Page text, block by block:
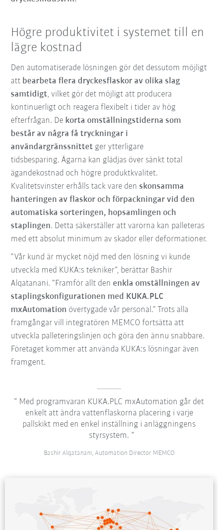
Högre produktivitet i systemet till en
lägre kostnad
Den automatiserade lösningen gör det dessutom möjligt
att bearbeta flera dryckesflaskor av olika slag
samtidigt, vilket gör det möjligt att producera
kontinuerligt och reagera flexibelt i tider av hög
efterfrågan. De korta omställningstiderna som
består av några få tryckningar i
användargränssnittet ger ytterligare
tidsbesparing. Ägarna kan glädjas över sänkt total
ägandekostnad och högre produktkvalitet.
Kvalitetsvinster erhålls tack vare denskonsamma
hanteringen av flaskor och förpackningar vid den
automatiska sorteringen, hopsamlingen och
staplingen. Detta säkerställer att varorna kan palleteras
med ett absolut minimum av skador eller deformationer.
”Vår kund är mycket nöjd med den lösning vi kunde
utveckla med KUKA:s tekniker”, berättar Bashir
Alqatanani. ”Framför allt denenkla omställningen av
staplingskonfigurationen med KUKA.PLC
mxAutomation övertygade vår personal.” Trots alla
framgångar vill integratören MEMCO fortsätta att
utveckla palleteringslinjen och göra den ännu snabbare.
Företaget kommer att använda KUKA:s lösningar även
framgent.
Med programvaran KUKA.PLC mxAutomation går det
enkelt att ändra vattenflaskorna placering i varje
pallskikt med en enkel inställning i anläggningens
styrsystem.
Bashir Alqatanani, Automation Director MEMCO